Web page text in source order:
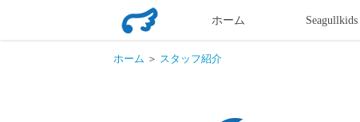
幼稚
ホーム Seagullkids
ホーム ＞ スタッフ紹介